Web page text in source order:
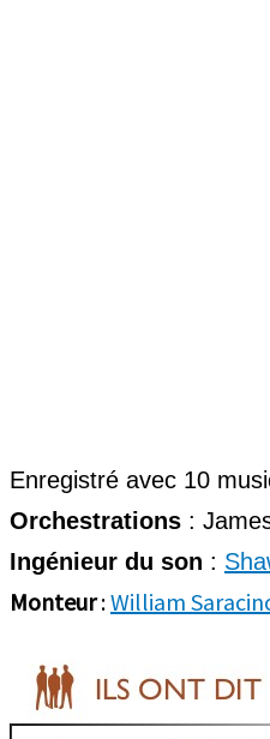
Enregistré avec 10
Orchestrations :
Ingénieur du son :
Monteur:William